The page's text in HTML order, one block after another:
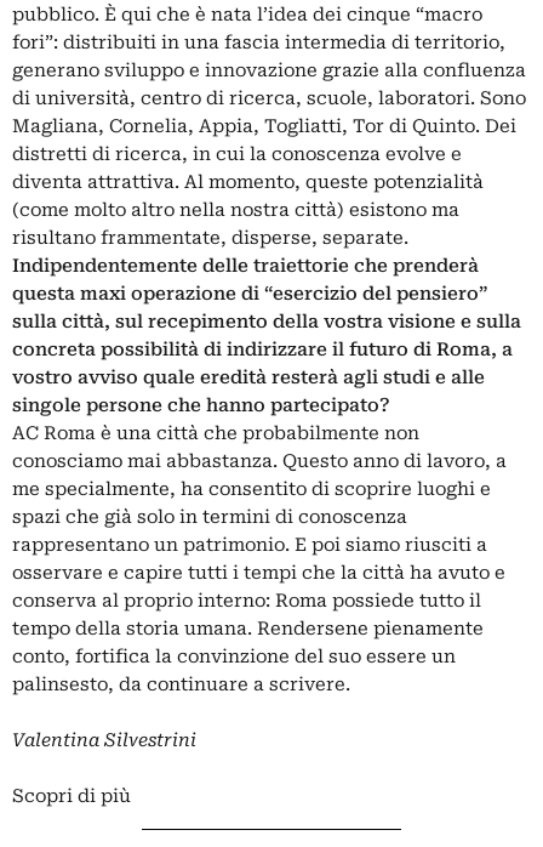
pubblico. È qui che è nata l’idea dei cinque “macro
fori”: distribuiti in una fascia intermedia di territorio,
generano sviluppo e innovazione grazie alla confluenza
di università, centro di ricerca, scuole, laboratori. Sono
Magliana, Cornelia, Appia, Togliatti, Tor di Quinto. Dei
distretti di ricerca, in cui la conoscenza evolve e
diventa attrattiva. Al momento, queste potenzialità
(come molto altro nella nostra città) esistono ma
risultano frammentate, disperse, separate.
Indipendentemente delle traiettorie che prenderà
questa maxi operazione di “esercizio del pensiero”
sulla città, sul recepimento della vostra visione e sulla
concreta possibilità di indirizzare il futuro di Roma, a
vostro avviso quale eredità resterà agli studi e alle
singole persone che hanno partecipato?
AC Roma è una città che probabilmente non
conosciamo mai abbastanza. Questo anno di lavoro, a
me specialmente, ha consentito di scoprire luoghi e
spazi che già solo in termini di conoscenza
rappresentano un patrimonio. E poi siamo riusciti a
osservare e capire tutti i tempi che la città ha avuto e
conserva al proprio interno: Roma possiede tutto il
tempo della storia umana. Rendersene pienamente
conto, fortifica la convinzione del suo essere un
palinsesto, da continuare a scrivere.
Valentina Silvestrini
Scopri di più